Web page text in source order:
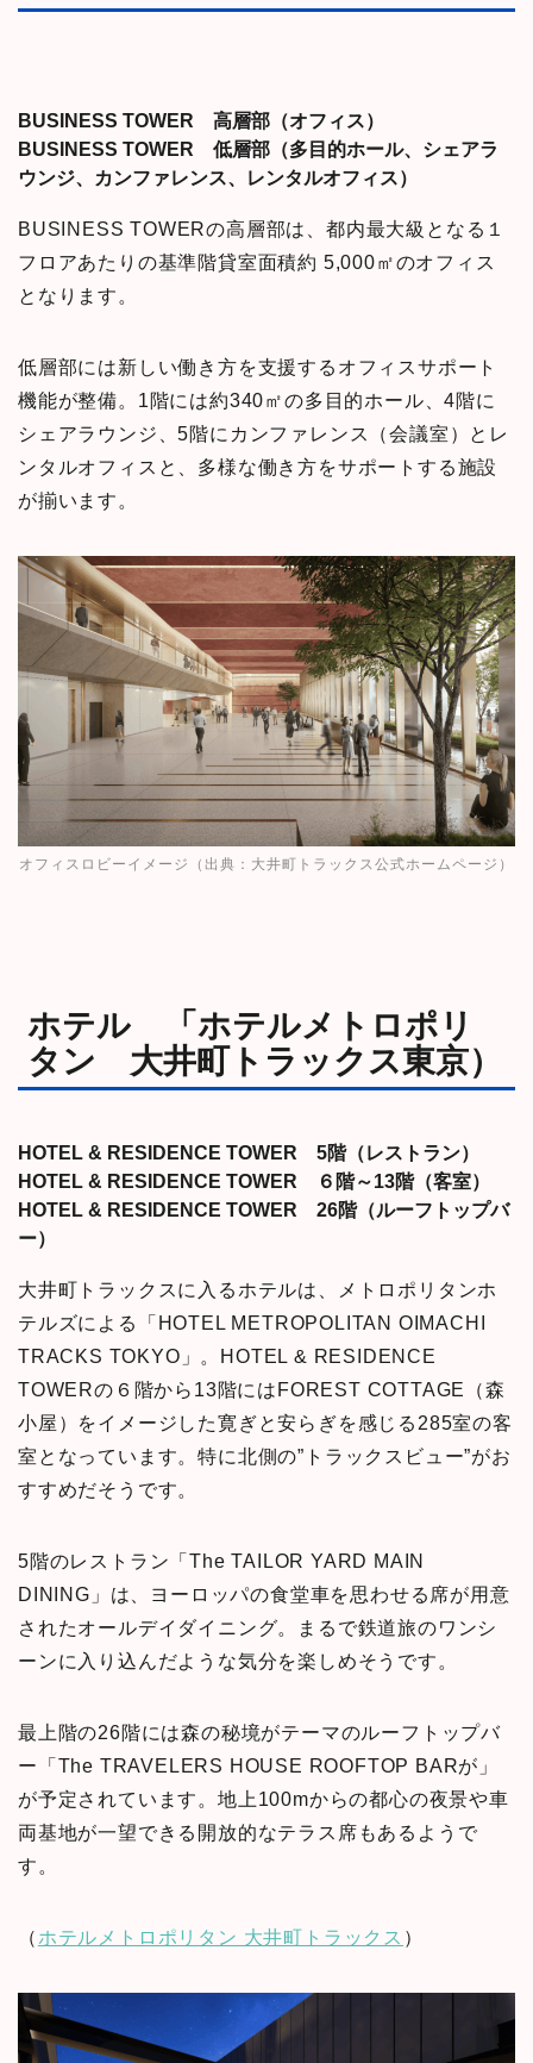
BUSINESS TOWER 高層部（オフィス）
BUSINESS TOWER 低層部（多目的ホール、シェアラ
ウンジ、カンファレンス、レンタルオフィス）
BUSINESS TOWERの高層部は、都内最大級となる１
フロアあたりの基準階貸室面積約 5,000㎡のオフィス
となります。
低層部には新しい働き方を支援するオフィスサポート
機能が整備。1階には約340㎡の多目的ホール、4階に
シェアラウンジ、5階にカンファレンス（会議室）とレ
ンタルオフィスと、多様な働き方をサポートする施設
が揃います。
オフィスロビーイメージ（出典： 大井町トラックス公式ホームページ ）
ホテル 「ホテルメトロポリ
タン 大井町トラックス東京）
HOTEL & RESIDENCE TOWER 5階（レストラン）
HOTEL & RESIDENCE TOWER ６階～13階（客室）
HOTEL & RESIDENCE TOWER 26階（ルーフトップバ
ー）
大井町トラックスに入るホテルは、メトロポリタンホ
テルズによる「HOTEL METROPOLITAN OIMACHI
TRACKS TOKYO」。HOTEL & RESIDENCE
TOWERの６階から13階にはFOREST COTTAGE（森
小屋）をイメージした寛ぎと安らぎを感じる285室の客
室となっています。特に北側の”トラックスビュー”がお
すすめだそうです。
5階のレストラン「The TAILOR YARD MAIN
DINING」は、ヨーロッパの食堂車を思わせる席が用意
されたオールデイダイニング。まるで鉄道旅のワンシ
ーンに入り込んだような気分を楽しめそうです。
最上階の26階には森の秘境がテーマのルーフトップバ
ー「The TRAVELERS HOUSE ROOFTOP BARが」
が予定されています。地上100mからの都心の夜景や車
両基地が一望できる開放的なテラス席もあるようで
す。
（ ホテルメトロポリタン 大井町トラックス ）